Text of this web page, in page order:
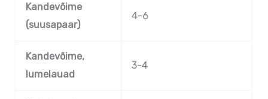
Kandevõime
(suusapaar)
4-6
Kandevõime,
lumelauad
3-4